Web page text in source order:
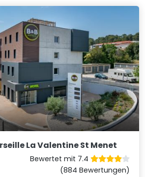
La Valentine St Menet
Bewertet mit 7.4
(884 Bewertungen)